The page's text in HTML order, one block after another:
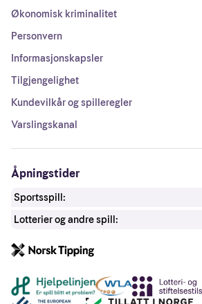
Økonomisk kriminalitet
Personvern
Informasjonskapsler
Tilgjengelighet
Kundevilkår og spilleregler
Varslingskanal
Åpningstider
Sportsspill:
Lotterier og andre spill:
Andre lenker